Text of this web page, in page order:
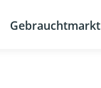
Gebrauchtmarkt